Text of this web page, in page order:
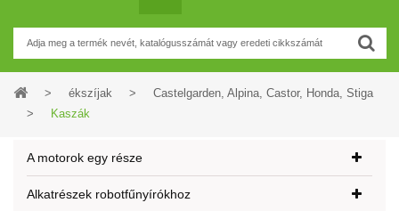
> ékszíjak >
Castelgarden, Alpina, Castor, Honda, Stiga
>
Kaszák
A motorok egy része
Alkatrészek robotfűnyírókhoz